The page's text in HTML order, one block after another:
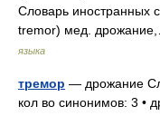
Словарь иностранных
tremor) мед.
языка
тремор — дрожание
кол во синонимов: 3 •